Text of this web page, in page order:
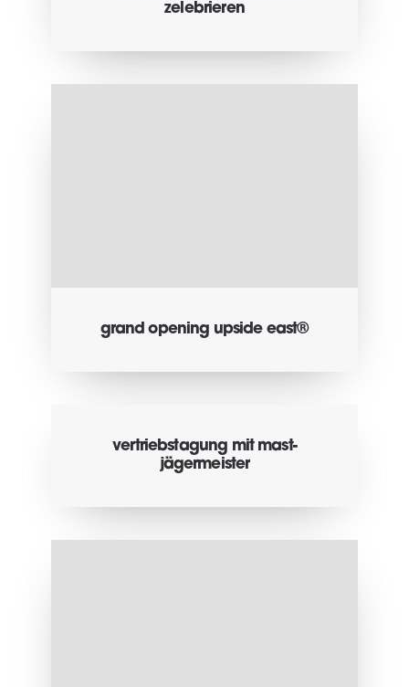
zelebrieren
grand opening upside east®
vertriebstagung mit mast-
jägermeister